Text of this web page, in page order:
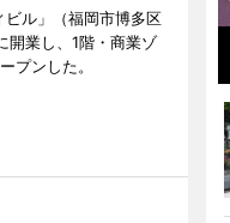
ル」（福岡市博多区
開業し、1階・商業ゾ
プンした。